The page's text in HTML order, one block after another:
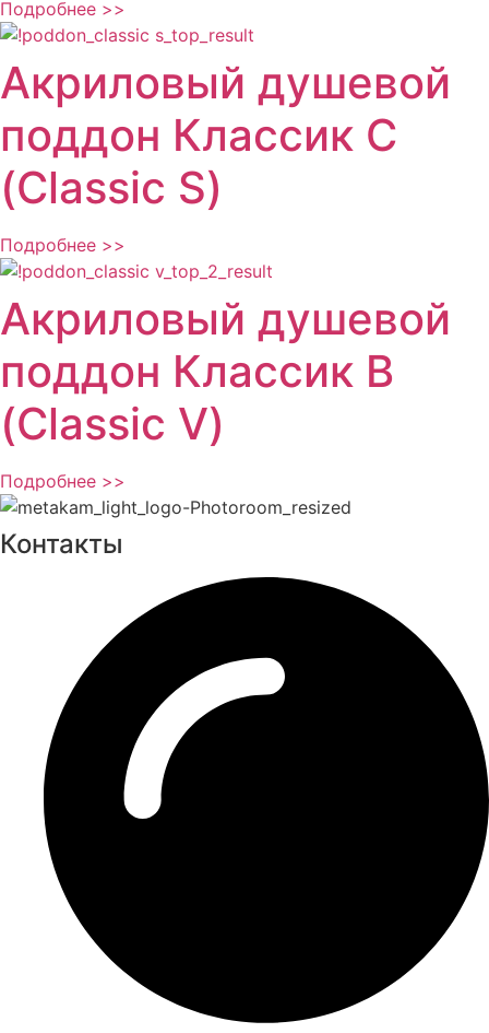
Подробнее >>
Акриловый душевой
поддон Классик С
(Classic S)
Подробнее >>
Акриловый душевой
поддон Классик В
(Classic V)
Подробнее >>
Контакты